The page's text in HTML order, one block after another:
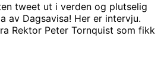
tweet ut i verden og plutselig
av Dagsavisa! Her er intervju.
Rektor Peter Tornquist som fikk